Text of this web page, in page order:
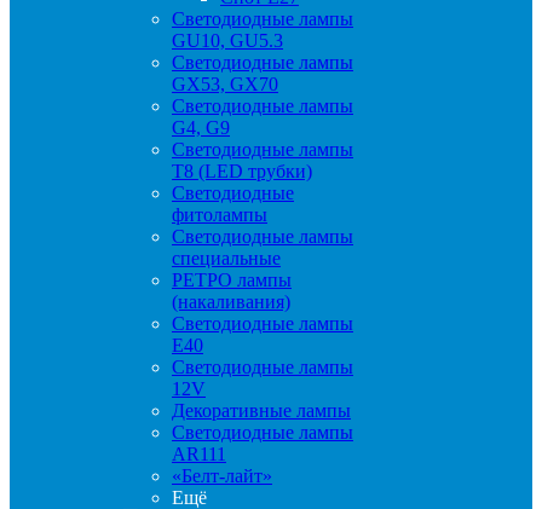
Светодиодные лампы
GU10, GU5.3
Светодиодные лампы
GX53, GX70
Светодиодные лампы
G4, G9
Светодиодные лампы
Т8 (LED трубки)
Светодиодные
фитолампы
Светодиодные лампы
специальные
РЕТРО лампы
(накаливания)
Светодиодные лампы
E40
Светодиодные лампы
12V
Декоративные лампы
Светодиодные лампы
AR111
«Белт-лайт»
Ещё